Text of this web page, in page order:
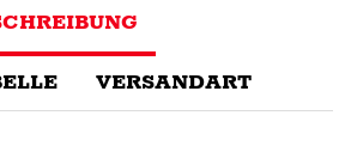
VERSANDART